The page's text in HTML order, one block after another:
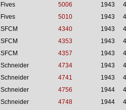
Fives
5006 1943
Fives
5010 1943
SFCM
4340 1943
SFCM
4353 1943
SFCM
4357 1943
Schneider
4734 1943
Schneider
4741 1943
Schneider
4756 1944
Schneider
4748 1944